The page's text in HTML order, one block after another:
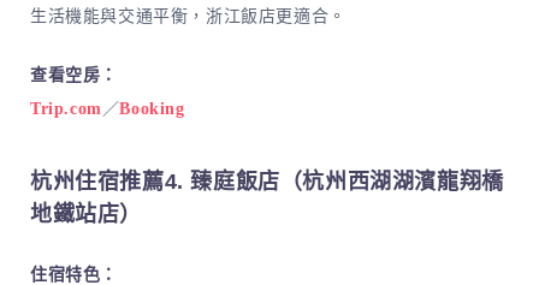
生活機能與交通平衡，浙江飯店更適合。
查看空房：
Trip.com ／Booking
杭州住宿推薦4. 臻庭飯店（杭州西湖湖濱龍翔橋
地鐵站店）
住宿特色：